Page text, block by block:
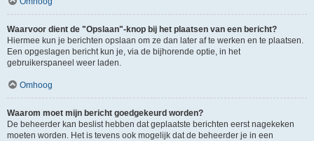
Waarvoor dient de "Opslaan"-knop bij het plaatsen van een bericht?
Hiermee kun je berichten opslaan om ze dan later af te werken en te plaatsen.
Een opgeslagen bericht kun je, via de bijhorende optie, in het
gebruikerspaneel weer laden.
Omhoog
Waarom moet mijn bericht goedgekeurd worden?
De beheerder kan beslist hebben dat geplaatste berichten eerst nagekeken
moeten worden. Het is tevens ook mogelijk dat de beheerder je in een